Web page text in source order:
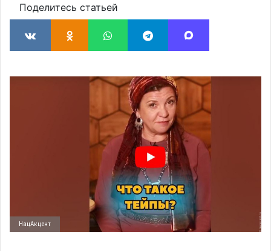
Поделитесь статьей
НацАкцент